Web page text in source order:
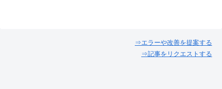
⇒エラーや改善を提案する
⇒記事をリクエストする